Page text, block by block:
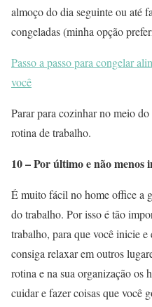
almoço do dia seguinte ou até
congeladas (minha opção
Passo a passo para congelar
você
Parar para cozinhar no meio
rotina de trabalho.
10 – Por último e não menos
É muito fácil no home office a
do trabalho. Por isso é tão
trabalho, para que você inicie
consiga relaxar em outros
rotina e na sua organização os
cuidar e fazer coisas que você